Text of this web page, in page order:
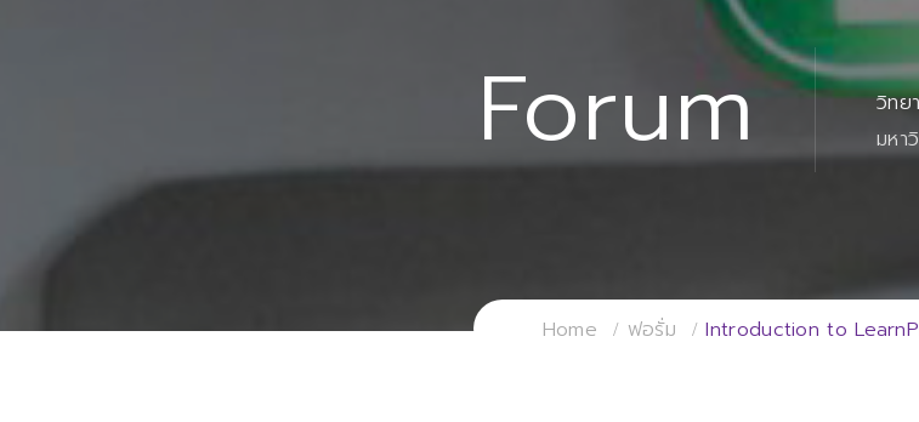
Forum
วิทย
มหา
Home ฟอรั่ม Introduction to